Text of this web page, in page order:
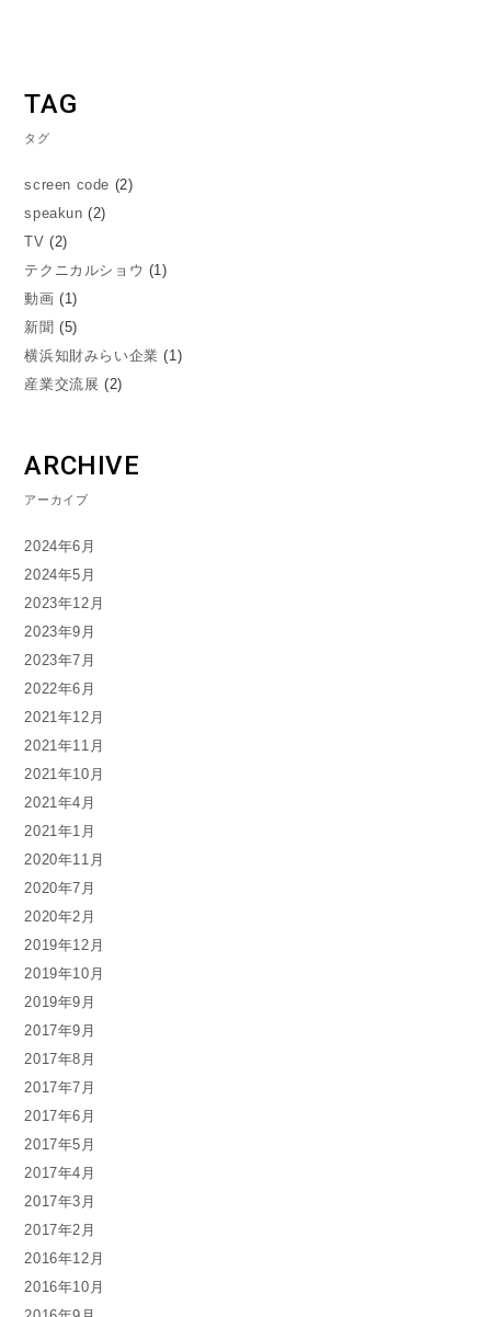
TAG
タグ
screen code (2)
speakun (2)
TV (2)
テクニカルショウ (1)
動画 (1)
新聞 (5)
横浜知財みらい企業 (1)
産業交流展 (2)
ARCHIVE
アーカイブ
2024年6月
2024年5月
2023年12月
2023年9月
2023年7月
2022年6月
2021年12月
2021年11月
2021年10月
2021年4月
2021年1月
2020年11月
2020年7月
2020年2月
2019年12月
2019年10月
2019年9月
2017年9月
2017年8月
2017年7月
2017年6月
2017年5月
2017年4月
2017年3月
2017年2月
2016年12月
2016年10月